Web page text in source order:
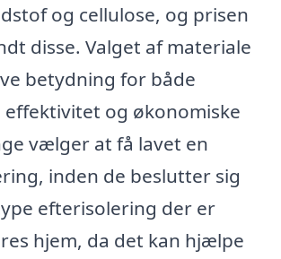
og cellulose, og prisen
disse. Valget af materiale
betydning for både
effektivitet og økonomiske
vælger at få lavet en
inden de beslutter sig
efterisolering der er
hjem, da det kan hjælpe